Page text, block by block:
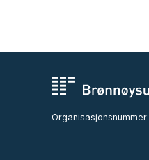
Organisasjonsnummer: